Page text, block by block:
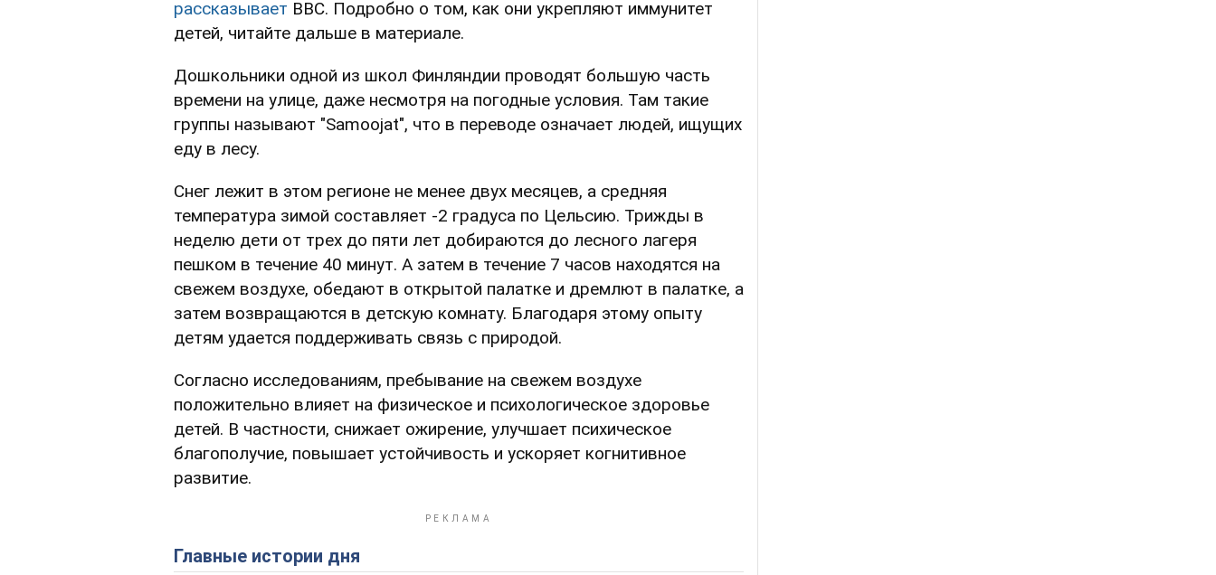
рассказывает BBC. Подробно о том, как они укрепляют иммунитет
детей, читайте дальше в материале.
Дошкольники одной из школ Финляндии проводят большую часть
времени на улице, даже несмотря на погодные условия. Там такие
группы называют "Samoojat", что в переводе означает людей, ищущих
еду в лесу.
Снег лежит в этом регионе не менее двух месяцев, а средняя
температура зимой составляет -2 градуса по Цельсию. Трижды в
неделю дети от трех до пяти лет добираются до лесного лагеря
пешком в течение 40 минут. А затем в течение 7 часов находятся на
свежем воздухе, обедают в открытой палатке и дремлют в палатке, а
затем возвращаются в детскую комнату. Благодаря этому опыту
детям удается поддерживать связь с природой.
Согласно исследованиям, пребывание на свежем воздухе
положительно влияет на физическое и психологическое здоровье
детей. В частности, снижает ожирение, улучшает психическое
благополучие, повышает устойчивость и ускоряет когнитивное
развитие.
Главные истории дня